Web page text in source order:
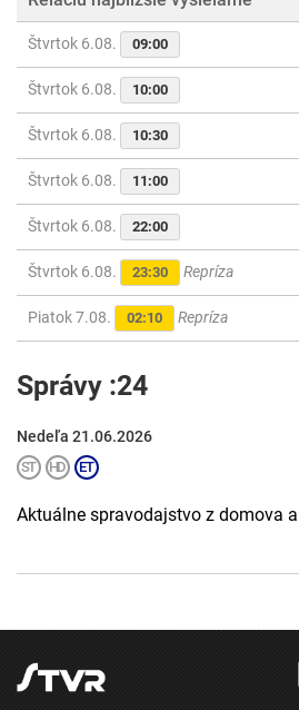
Štvrtok 6.08. 09:00
Štvrtok 6.08. 10:00
Štvrtok 6.08. 10:30
Štvrtok 6.08. 11:00
Štvrtok 6.08. 22:00
Štvrtok 6.08. 23:30 Repríza
Piatok 7.08. 02:10 Repríza
Správy :24
Nedeľa 21.06.2026
Aktuálne spravodajstvo z domova